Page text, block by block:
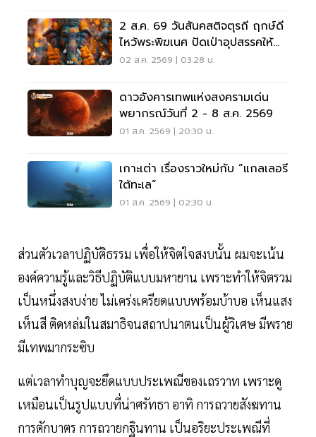
2 ส.ค. 69 วันสันคสติจตุรถี ฤกษ์ดี
ไหว้พระพิฆเนศ ปัดเป่าอุปสรรคให้
ชีวิตปัง
02 ส.ค. 2569 | 03:28 น.
ดาวอังคารเทพแห่งสงครามเด่น
พยากรณ์วันที่ 2 - 8 ส.ค. 2569
01 ส.ค. 2569 | 20:30 น.
เกาะเต่า เรื่องราวใหม่กับ “แกลเลอรี
ใต้ทะเล”
01 ส.ค. 2569 | 02:30 น.
ส่วนตัวเวลาปฏิบัติธรรม​ เพื่อให้จิตใจสงบนั้น ผมจะเน้น
องค์ความรู้และวิธีปฏิบัติแบบมหายาน เพราะทำให้จิตรวม
เป็นหนึ่งสงบง่าย​ ไม่เคร่งเครียดแบบพร้อมบ้าบอ​ เห็นแสง
เห็นสี​ ติดหล่มในสมาธิจนสถาปนาตนเป็นผู้วิเศษ มีพราย
มีเทพมากระซิบ​
แต่เวลาทำบุญจะยึดแบบประเพณีของเถรวาท​ เพราะดู
เหมือนเป็นรูปแบบที่น่าศรัทธา​ อาทิ​ การถวายสังฆทาน
การตักบาตร การถวายกฐินทาน เป็นอริยะประเพณีที่